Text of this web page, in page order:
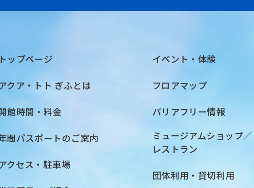
トップページ
クア・トト ぎふとは
館時間・料金
間パスポートのご案内
クセス・駐車場
イベント・体験
フロアマップ
バリアフリー情報
ミュージアムショップ／
レストラン
団体利用・貸切利用